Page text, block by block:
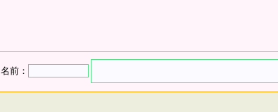
名前：